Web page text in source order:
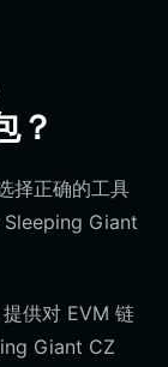
？
择正确的工具
Giant
供对 EVM 链
Giant CZ